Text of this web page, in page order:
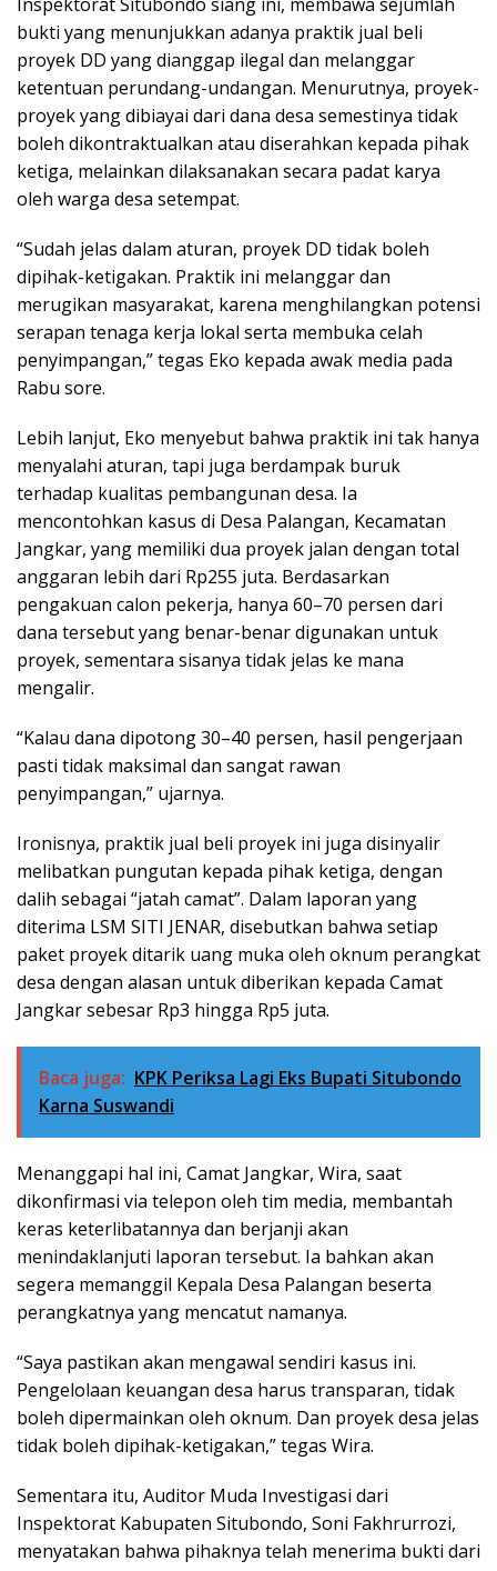
bukti yang menunjukkan adanya praktik jual beli
proyek DD yang dianggap ilegal dan melanggar
ketentuan perundang-undangan. Menurutnya, proyek-
proyek yang dibiayai dari dana desa semestinya tidak
boleh dikontraktualkan atau diserahkan kepada pihak
ketiga, melainkan dilaksanakan secara padat karya
oleh warga desa setempat.
“Sudah jelas dalam aturan, proyek DD tidak boleh
dipihak-ketigakan. Praktik ini melanggar dan
merugikan masyarakat, karena menghilangkan potensi
serapan tenaga kerja lokal serta membuka celah
penyimpangan,” tegas Eko kepada awak media pada
Rabu sore.
Lebih lanjut, Eko menyebut bahwa praktik ini tak hanya
menyalahi aturan, tapi juga berdampak buruk
terhadap kualitas pembangunan desa. Ia
mencontohkan kasus di Desa Palangan, Kecamatan
Jangkar, yang memiliki dua proyek jalan dengan total
anggaran lebih dari Rp255 juta. Berdasarkan
pengakuan calon pekerja, hanya 60–70 persen dari
dana tersebut yang benar-benar digunakan untuk
proyek, sementara sisanya tidak jelas ke mana
mengalir.
“Kalau dana dipotong 30–40 persen, hasil pengerjaan
pasti tidak maksimal dan sangat rawan
penyimpangan,” ujarnya.
Ironisnya, praktik jual beli proyek ini juga disinyalir
melibatkan pungutan kepada pihak ketiga, dengan
dalih sebagai “jatah camat”. Dalam laporan yang
diterima LSM SITI JENAR, disebutkan bahwa setiap
paket proyek ditarik uang muka oleh oknum perangkat
desa dengan alasan untuk diberikan kepada Camat
Jangkar sebesar Rp3 hingga Rp5 juta.
Baca juga: KPK Periksa Lagi Eks Bupati Situbondo
Karna Suswandi
Menanggapi hal ini, Camat Jangkar, Wira, saat
dikonfirmasi via telepon oleh tim media, membantah
keras keterlibatannya dan berjanji akan
menindaklanjuti laporan tersebut. Ia bahkan akan
segera memanggil Kepala Desa Palangan beserta
perangkatnya yang mencatut namanya.
“Saya pastikan akan mengawal sendiri kasus ini.
Pengelolaan keuangan desa harus transparan, tidak
boleh dipermainkan oleh oknum. Dan proyek desa jelas
tidak boleh dipihak-ketigakan,” tegas Wira.
Sementara itu, Auditor Muda Investigasi dari
Inspektorat Kabupaten Situbondo, Soni Fakhrurrozi,
menyatakan bahwa pihaknya telah menerima bukti dari